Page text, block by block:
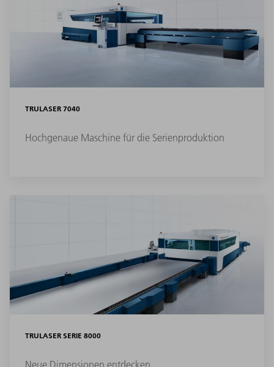
TRULASER 7040
Hochgenaue Maschine für die Serienproduktion
TRULASER SERIE 8000
Neue Dimensionen entdecken